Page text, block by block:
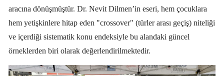
aracına dönüşmüştür. Dr. Nevit Dilmen’in eseri, hem çocuklara
hem yetişkinlere hitap eden "crossover" (türler arası geçiş) niteliği
ve içerdiği sistematik konu endeksiyle bu alandaki güncel
örneklerden biri olarak değerlendirilmektedir.